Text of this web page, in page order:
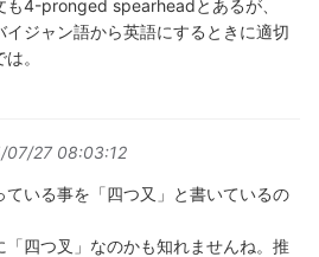
も4-pronged spearheadとあるが、
イジャン語から英語にするときに適切
。
07/27 08:03:12
ている事を「四つ又」と書いているの
「四つ叉」なのかも知れませんね。推